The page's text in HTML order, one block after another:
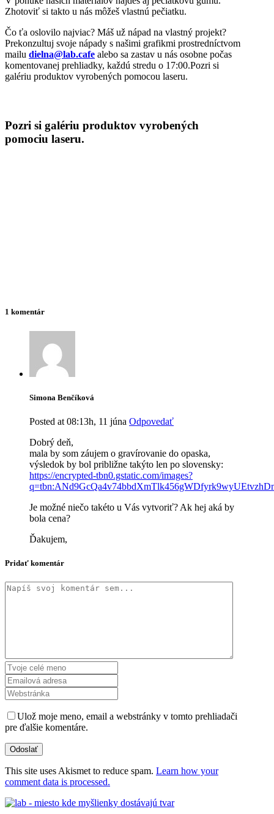
Zhotoviť si takto u nás môžeš vlastnú pečiatku.
Čo ťa oslovilo najviac? Máš už nápad na vlastný projekt?
Prekonzultuj svoje nápady s našimi grafikmi prostredníctvom
mailu dielna@lab.cafe alebo sa zastav u nás osobne počas
komentovanej prehliadky, každú stredu o 17:00.Pozri si
galériu produktov vyrobených pomocou laseru.
Pozri si galériu produktov vyrobených
pomociu laseru.
1 komentár
Simona Benčíková
Posted at 08:13h, 11 júna Odpovedať
Dobrý deň,
mala by som záujem o gravírovanie do opaska,
výsledok by bol približne takýto len po slovensky:
https://encrypted-tbn0.gstatic.com/images?
Je možné niečo takéto u Vás vytvoriť? Ak hej aká by
bola cena?
Ďakujem,
Pridať komentár
Ulož moje meno, email a webstránky v tomto prehliadači
pre ďalšie komentáre.
This site uses Akismet to reduce spam. Learn how your
comment data is processed.